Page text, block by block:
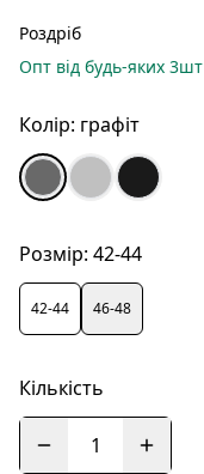
Роздріб
Опт від будь-яких 3шт
Колір: графіт
Розмір: 42-44
42-44 46-48
Кількість
1